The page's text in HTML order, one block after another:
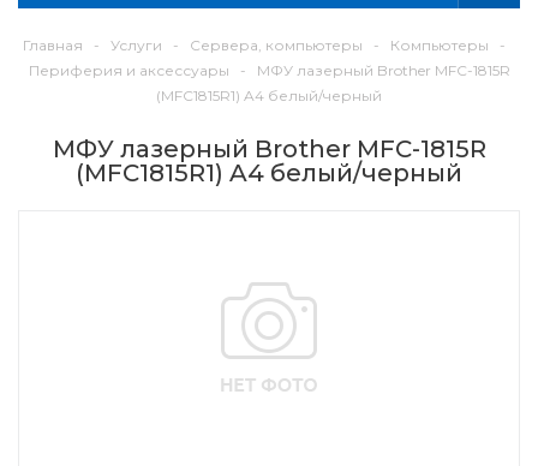
Главная - Услуги - Сервера, компьютеры - Компьютеры
-
Периферия и аксессуары
-
МФУ лазерный Brother MFC-1815R
(MFC1815R1) A4 белый/черный
МФУ лазерный Brother MFC-1815R
(MFC1815R1) A4 белый/черный